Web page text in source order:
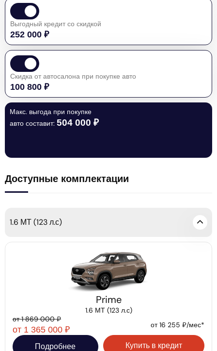
Выгодный кредит со скидкой
252 000 ₽
Скидка от автосалона при покупке авто
100 800 ₽
Макс. выгода при покупке
авто составит: 504 000 ₽
Доступные комплектации
1.6 МТ (123 л.с)
Prime
1.6 МТ (123 л.с)
от 1 869 000 ₽
от 1 365 000 ₽ от 16 255 ₽/мес*
Подробнее Купить в кредит